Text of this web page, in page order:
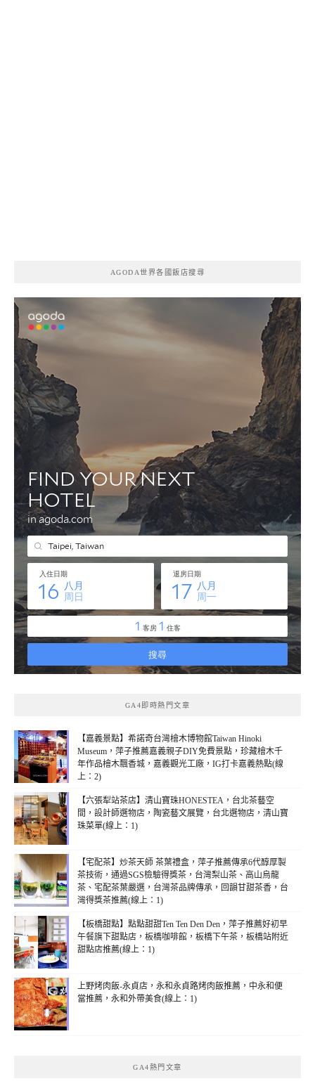
AGODA世界各國飯店搜尋
GA4即時熱門文章
【嘉義景點】希諾奇台灣檜木博物館Taiwan Hinoki
Museum，萍子推薦嘉義親子DIY免費景點，珍藏檜木千
年作品檜木飄香城，嘉義觀光工廠，IG打卡嘉義熱點(線
上：2)
【六張犁站茶店】清山寶珠HONESTEA，台北茶藝空
間，設計師選物店，陶瓷藝文展覽，台北選物店，清山寶
珠菜單(線上：1)
【宅配茶】炒茶天師 茶葉禮盒，萍子推薦傳承6代醇厚製
茶技術，通過SGS檢驗得獎茶，台灣梨山茶、高山烏龍
茶、宅配茶葉嚴選，台灣茶品牌傳承，回韻甘甜茶香，台
灣得獎茶推薦(線上：1)
【板橋甜點】點點甜甜Ten Ten Den Den，萍子推薦好初早
午餐旗下甜點店，板橋咖啡館，板橋下午茶，板橋站附近
甜點店推薦(線上：1)
上野烤肉飯-永貞店，永和永貞路烤肉飯推薦，中永和便
當推薦，永和外帶美食(線上：1)
GA4熱門文章